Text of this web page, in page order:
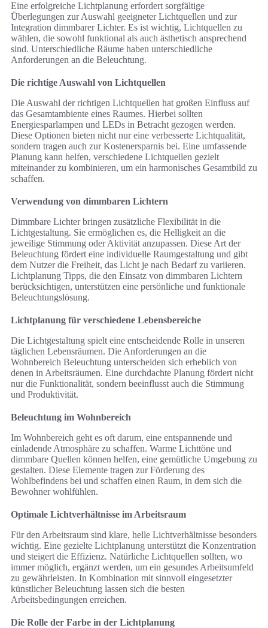
Eine erfolgreiche Lichtplanung erfordert sorgfältige
Überlegungen zur Auswahl geeigneter Lichtquellen und zur
Integration dimmbarer Lichter. Es ist wichtig, Lichtquellen zu
wählen, die sowohl funktional als auch ästhetisch ansprechend
sind. Unterschiedliche Räume haben unterschiedliche
Anforderungen an die Beleuchtung.
Die richtige Auswahl von Lichtquellen
Die Auswahl der richtigen Lichtquellen hat großen Einfluss auf
das Gesamtambiente eines Raumes. Hierbei sollten
Energiesparlampen und LEDs in Betracht gezogen werden.
Diese Optionen bieten nicht nur eine verbesserte Lichtqualität,
sondern tragen auch zur Kostenersparnis bei. Eine umfassende
Planung kann helfen, verschiedene Lichtquellen gezielt
miteinander zu kombinieren, um ein harmonisches Gesamtbild zu
schaffen.
Verwendung von dimmbaren Lichtern
Dimmbare Lichter bringen zusätzliche Flexibilität in die
Lichtgestaltung. Sie ermöglichen es, die Helligkeit an die
jeweilige Stimmung oder Aktivität anzupassen. Diese Art der
Beleuchtung fördert eine individuelle Raumgestaltung und gibt
dem Nutzer die Freiheit, das Licht je nach Bedarf zu variieren.
Lichtplanung Tipps, die den Einsatz von dimmbaren Lichtern
berücksichtigen, unterstützen eine persönliche und funktionale
Beleuchtungslösung.
Lichtplanung für verschiedene Lebensbereiche
Die Lichtgestaltung spielt eine entscheidende Rolle in unseren
täglichen Lebensräumen. Die Anforderungen an die
Wohnbereich Beleuchtung unterscheiden sich erheblich von
denen in Arbeitsräumen. Eine durchdachte Planung fördert nicht
nur die Funktionalität, sondern beeinflusst auch die Stimmung
und Produktivität.
Beleuchtung im Wohnbereich
Im Wohnbereich geht es oft darum, eine entspannende und
einladende Atmosphäre zu schaffen. Warme Lichttöne und
dimmbare Quellen können helfen, eine gemütliche Umgebung zu
gestalten. Diese Elemente tragen zur Förderung des
Wohlbefindens bei und schaffen einen Raum, in dem sich die
Bewohner wohlfühlen.
Optimale Lichtverhältnisse im Arbeitsraum
Für den Arbeitsraum sind klare, helle Lichtverhältnisse besonders
wichtig. Eine gezielte Lichtplanung unterstützt die Konzentration
und steigert die Effizienz. Natürliche Lichtquellen sollten, wo
immer möglich, ergänzt werden, um ein gesundes Arbeitsumfeld
zu gewährleisten. In Kombination mit sinnvoll eingesetzter
künstlicher Beleuchtung lassen sich die besten
Arbeitsbedingungen erreichen.
Die Rolle der Farbe in der Lichtplanung